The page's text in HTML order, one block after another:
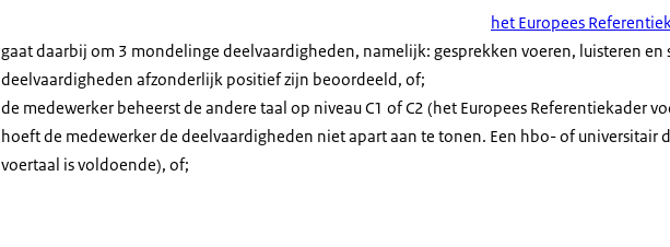
het Europees
gaat daarbij om 3 mondelinge deelvaardigheden, namelijk: gesprekken voeren, luisteren en
deelvaardigheden afzonderlijk positief zijn beoordeeld, of;
de medewerker beheerst de andere taal op niveau C1 of C2 (het Europees Referentiekader
hoeft de medewerker de deelvaardigheden niet apart aan te tonen. Een hbo- of universitair
voertaal is voldoende), of;